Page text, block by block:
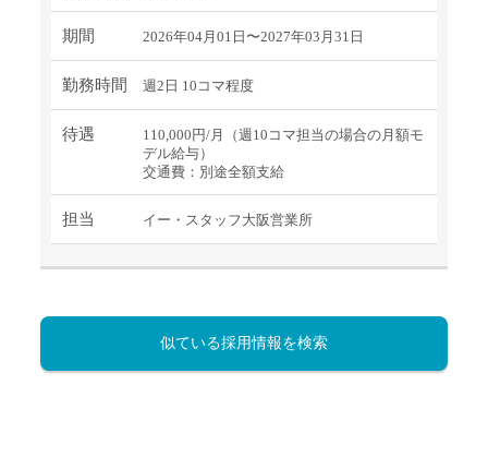
期間 2026年04月01日〜2027年03月31日
勤務時間 週2日 10コマ程度
待遇
110,000円/月（週10コマ担当の場合の月額モ
デル給与）
交通費：別途全額支給
担当 イー・スタッフ大阪営業所
似ている採用情報を検索